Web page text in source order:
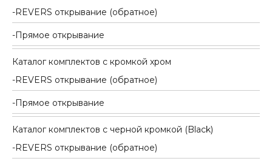
REVERS открывание (обратное)
Прямое открывание
Каталог комплектов c кромкой хром
REVERS открывание (обратное)
Прямое открывание
Каталог комплектов c черной кромкой (Black)
REVERS открывание (обратное)